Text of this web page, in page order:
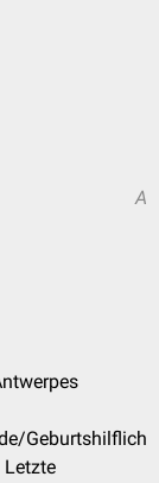
A
Geburtshilflich
Letzte